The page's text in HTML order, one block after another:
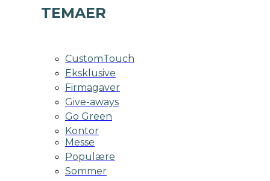
TEMAER
CustomTouch
Eksklusive
Firmagaver
Give-aways
Go Green
Kontor
Messe
Populære
Sommer